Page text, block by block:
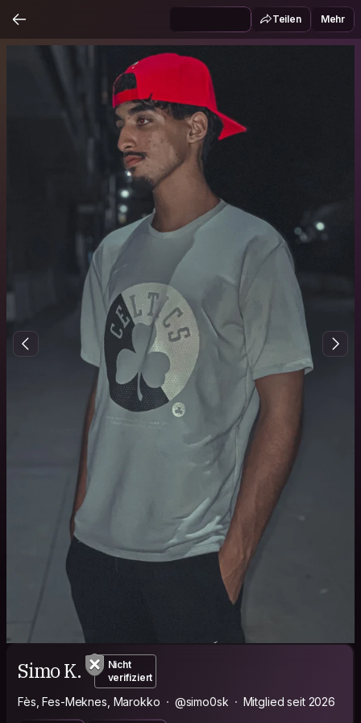
Teilen Mehr
Simo K.
Nicht
verifiziert
Fès, Fes-Meknes, Marokko @simo0sk Mitglied seit 2026